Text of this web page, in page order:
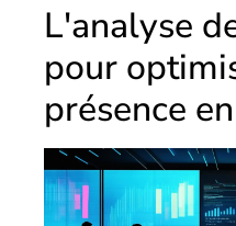
L'analyse
pour
présence